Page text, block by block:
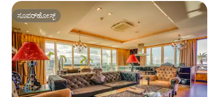
ಸೂಪರ್‌ಹೋಸ್ಟ್
ಸೂಪರ್‌ಹೋಸ್ಟ್